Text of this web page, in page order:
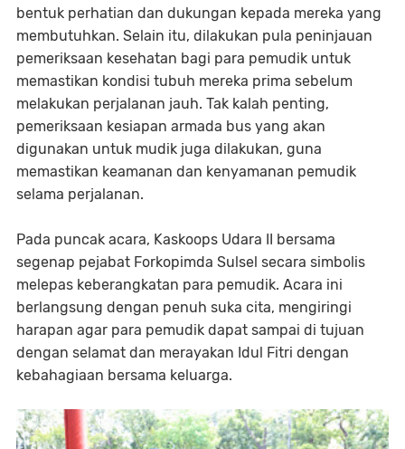
bentuk perhatian dan dukungan kepada mereka yang
membutuhkan. Selain itu, dilakukan pula peninjauan
pemeriksaan kesehatan bagi para pemudik untuk
memastikan kondisi tubuh mereka prima sebelum
melakukan perjalanan jauh. Tak kalah penting,
pemeriksaan kesiapan armada bus yang akan
digunakan untuk mudik juga dilakukan, guna
memastikan keamanan dan kenyamanan pemudik
selama perjalanan.
Pada puncak acara, Kaskoops Udara II bersama
segenap pejabat Forkopimda Sulsel secara simbolis
melepas keberangkatan para pemudik. Acara ini
berlangsung dengan penuh suka cita, mengiringi
harapan agar para pemudik dapat sampai di tujuan
dengan selamat dan merayakan Idul Fitri dengan
kebahagiaan bersama keluarga.